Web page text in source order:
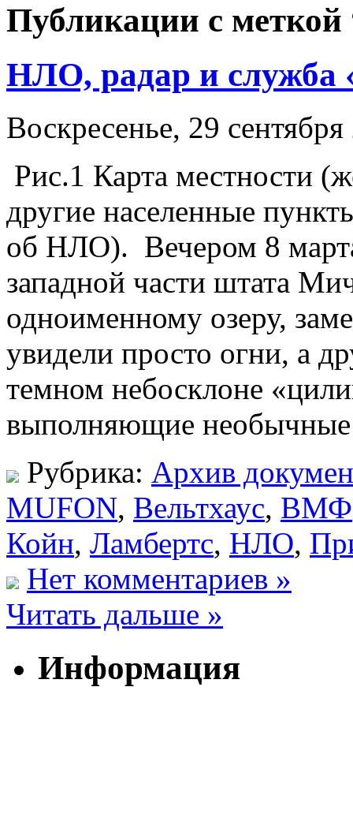
Публикации с меткой
НЛО, радар и служба
Воскресенье, 29
Рис.1 Карта местности
другие населенные
об НЛО). Вечером 8
западной части штата
одноименному озеру,
увидели просто огни, а
темном небосклоне
выполняющие
Рубрика: Архив
MUFON, Вельтхаус, ВМФ
Койн, Ламбертс, НЛО,
Нет комментариев »
Читать дальше »
Информация